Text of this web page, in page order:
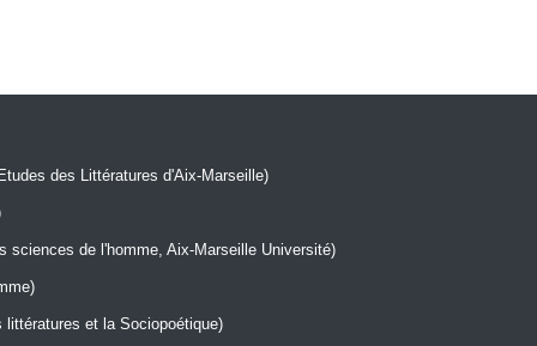
des Littératures d'Aix-Marseille)
sciences de l'homme, Aix-Marseille Université)
et la Sociopoétique)